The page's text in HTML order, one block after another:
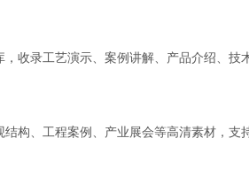
，收录工艺演示、案例讲解、产品介绍、
结构、工程案例、产业展会等高清素材，